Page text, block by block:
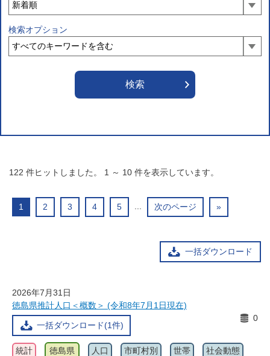
検索オプション
122 件ヒットしました。 1 ～ 10 件を表示しています。
1 2 3 4 5 ... 次のページ »
一括ダウンロード
2026年7月31日
徳島県推計人口＜概数＞ (令和8年7月1日現在)
一括ダウンロード(1件)
0
統計 徳島県 人口 市町村別 世帯 社会動態